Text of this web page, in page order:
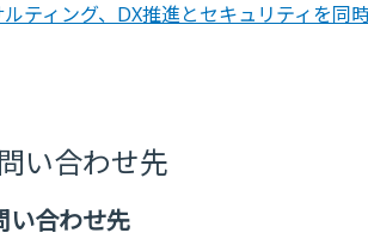
ティング、DX推進とセキュリティを同
い合わせ先
い合わせ先